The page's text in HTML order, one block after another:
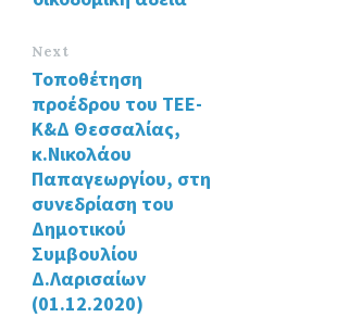
Next
Τοποθέτηση
προέδρου του ΤΕΕ-
Κ&Δ Θεσσαλίας,
κ.Νικολάου
Παπαγεωργίου, στη
συνεδρίαση του
Δημοτικού
Συμβουλίου
Δ.Λαρισαίων
(01.12.2020)